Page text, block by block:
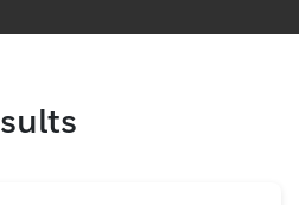
et à bascule